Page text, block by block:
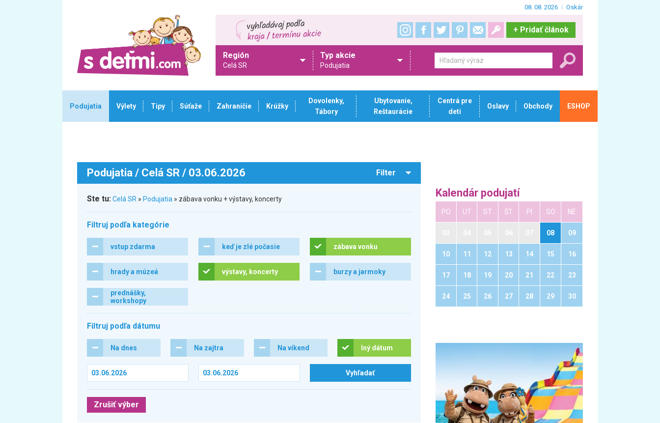
08. 08. 2026 Oskár
+ Pridať článok
Región
Celá SR
Typ akcie
Podujatia
Podujatia Výlety Tipy Súťaže Zahraničie Krúžky
Dovolenky,
Tábory
Ubytovanie,
Reštaurácie
Centrá pre
deti
Oslavy Obchody ESHOP
Podujatia / Celá SR / 03.06.2026 Filter
Ste tu:Celá SR » Podujatia » zábava vonku + výstavy, koncerty
Filtruj podľa kategórie
vstup zdarma keď je zlé počasie zábava vonku
hrady a múzeá výstavy, koncerty burzy a jarmoky
prednášky,
workshopy
Filtruj podľa dátumu
Na dnes Na zajtra Na víkend Iný dátum
Zrušiť výber
Kalendár podujatí
PO UT ST ŠT PI SO NE
08 09
10 11 12 13 14 15 16
17 18 19 20 21 22 23
24 25 26 27 28 29 30